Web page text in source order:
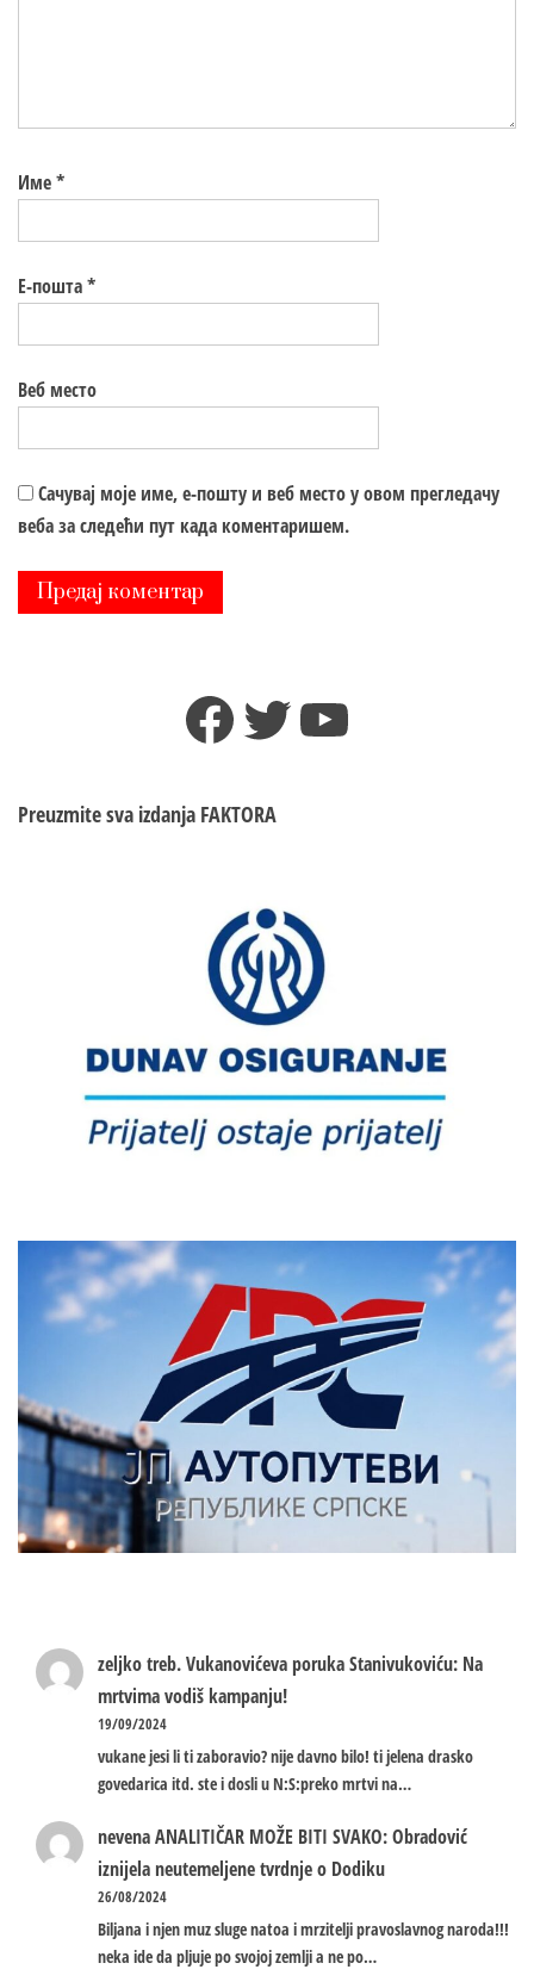
Име*
Е-пошта*
Веб место
Сачувај моје име, е-пошту и веб место у овом прегледачу
веба за следећи пут када коментаришем.
Facebook
TwitterYouTube
Preuzmite sva izdanja FAKTORA
zeljko treb.Vukanovićeva poruka Stanivukoviću: Na
mrtvima vodiš kampanju!
19/09/2024
vukane jesi li ti zaboravio? nije davno bilo! ti jelena drasko
govedarica itd. ste i dosli u N:S:preko mrtvi na…
nevenaANALITIČAR MOŽE BITI SVAKO: Obradović
iznijela neutemeljene tvrdnje o Dodiku
26/08/2024
Biljana i njen muz sluge natoa i mrzitelji pravoslavnog naroda!!!
neka ide da pljuje po svojoj zemlji a ne po…